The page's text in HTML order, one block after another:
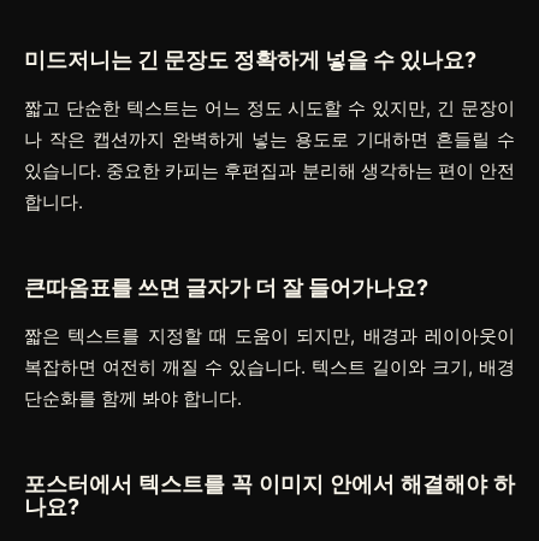
미드저니는 긴 문장도 정확하게 넣을 수 있나요?
짧고 단순한 텍스트는 어느 정도 시도할 수 있지만, 긴 문장이
나 작은 캡션까지 완벽하게 넣는 용도로 기대하면 흔들릴 수
있습니다. 중요한 카피는 후편집과 분리해 생각하는 편이 안전
합니다.
큰따옴표를 쓰면 글자가 더 잘 들어가나요?
짧은 텍스트를 지정할 때 도움이 되지만, 배경과 레이아웃이
복잡하면 여전히 깨질 수 있습니다. 텍스트 길이와 크기, 배경
단순화를 함께 봐야 합니다.
포스터에서 텍스트를 꼭 이미지 안에서 해결해야 하
나요?